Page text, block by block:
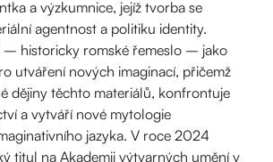
a výzkumnice, jejíž tvorba se
agentnost a politiku identity.
– historicky romské řemeslo – jako
utváření nových imaginací, přičemž
dějiny těchto materiálů, konfrontuje
a vytváří nové mytologie
jazyka. V roce 2024
titul na Akademii výtvarných umění v